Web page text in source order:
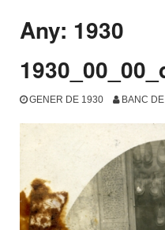
Any: 1930
GENER DE 1930 BANC